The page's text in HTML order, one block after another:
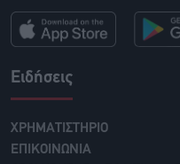
Ειδήσεις
ΧΡΗΜΑΤΙΣΤΗΡΙΟ
ΕΠΙΚΟΙΝΩΝΙΑ